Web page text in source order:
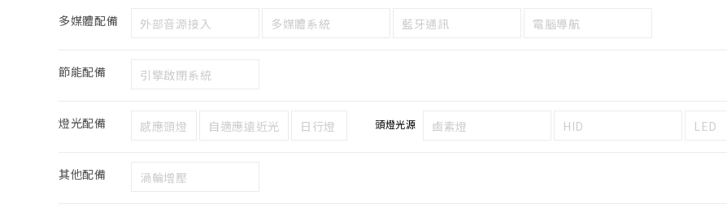
多媒體配備 外部音源接入 多媒體系統 藍牙通訊 電腦導航
節能配備 引擎啟閉系統
燈光配備 感應頭燈 自適應遠近光 日行燈 頭燈光源 鹵素燈 HID LED
其他配備 渦輪增壓